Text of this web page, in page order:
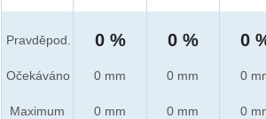
Pravděpod.
Očekáváno
Maximum
0 %
0 mm
0 mm
0 %
0 mm
0 mm
0
0
0